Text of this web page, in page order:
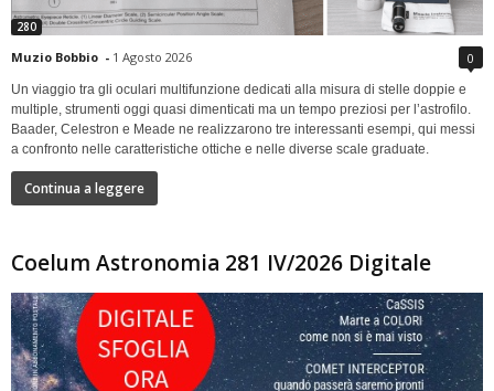
280
Muzio Bobbio - 1 Agosto 2026 0
Un viaggio tra gli oculari multifunzione dedicati alla misura di stelle doppie e
multiple, strumenti oggi quasi dimenticati ma un tempo preziosi per l’astrofilo.
Baader, Celestron e Meade ne realizzarono tre interessanti esempi, qui messi
a confronto nelle caratteristiche ottiche e nelle diverse scale graduate.
Continua a leggere
Coelum Astronomia 281 IV/2026 Digitale